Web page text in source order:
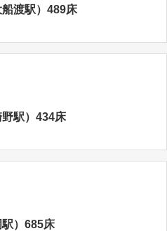
渡駅）489床
駅）434床
）685床